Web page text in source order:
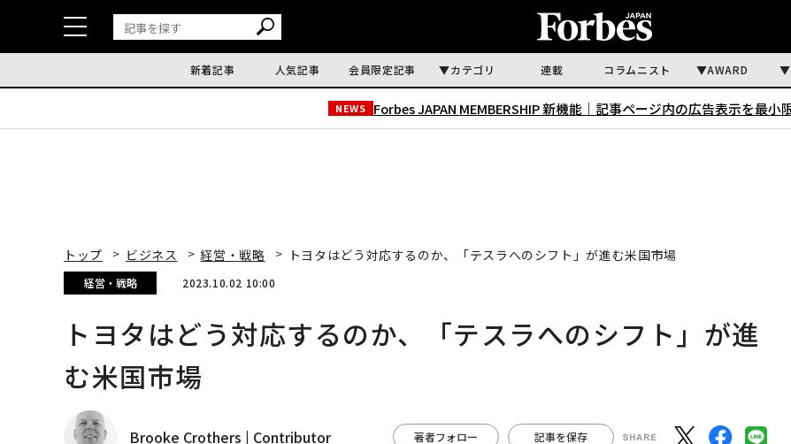
新着記事 人気記事 会員限定記事 カテゴリ 連載 コラムニスト AWARD
NEWS Forbes JAPAN MEMBERSHIP 新機能｜ 記事ページ内の広告表示を最小
トップ ビジネス 経営・戦略 トヨタはどう対応するのか、「テスラへのシフト」が進む米国市場
経営・戦略 2023.10.02 10:00
トヨタはどう対応するのか、「テスラへのシフト」が進
む米国市場
Brooke Crothers | Contributor 著者フォロー 記事を保存